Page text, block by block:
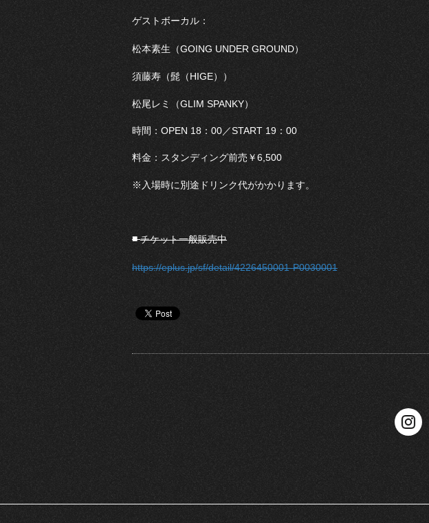
ゲストボーカル：
松本素生（GOING UNDER GROUND）
須藤寿（髭（HIGE））
松尾レミ（GLIM SPANKY）
時間：OPEN 18：00／START 19：00
料金：スタンディング前売￥6,500
※入場時に別途ドリンク代がかかります。
■チケット一般販売中
https://eplus.jp/sf/detail/4226450001-P0030001